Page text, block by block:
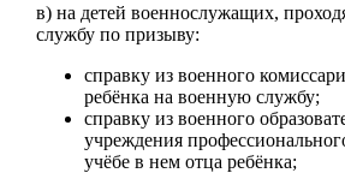
в) на детей военнослужащих,
службу по призыву:
справку из военного
ребёнка на военную службу;
справку из военного
учреждения
учёбе в нем отца ребёнка;